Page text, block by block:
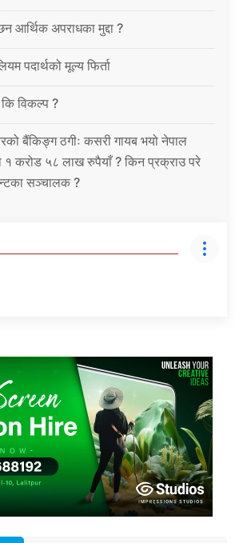
आर्थिक अपराधका मुद्दा ?
पदार्थको मूल्य फिर्ता
कि विकल्प ?
बैंकिङ्ग ठगीः कसरी गायब भयो नेपाल
करोड ५८ लाख रुपैयाँ ? किन प्रक्राउ परे
सञ्चालक ?